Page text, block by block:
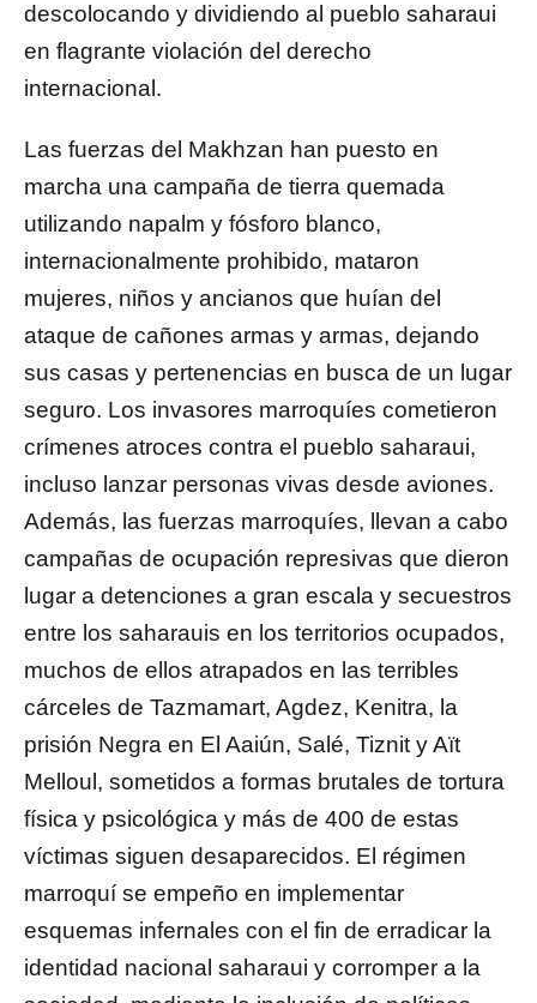
descolocando y dividiendo al pueblo saharaui
en flagrante violación del derecho
internacional.
Las fuerzas del Makhzan han puesto en
marcha una campaña de tierra quemada
utilizando napalm y fósforo blanco,
internacionalmente prohibido, mataron
mujeres, niños y ancianos que huían del
ataque de cañones armas y armas, dejando
sus casas y pertenencias en busca de un lugar
seguro. Los invasores marroquíes cometieron
crímenes atroces contra el pueblo saharaui,
incluso lanzar personas vivas desde aviones.
Además, las fuerzas marroquíes, llevan a cabo
campañas de ocupación represivas que dieron
lugar a detenciones a gran escala y secuestros
entre los saharauis en los territorios ocupados,
muchos de ellos atrapados en las terribles
cárceles de Tazmamart, Agdez, Kenitra, la
prisión Negra en El Aaiún, Salé, Tiznit y Aït
Melloul, sometidos a formas brutales de tortura
física y psicológica y más de 400 de estas
víctimas siguen desaparecidos. El régimen
marroquí se empeño en implementar
esquemas infernales con el fin de erradicar la
identidad nacional saharaui y corromper a la